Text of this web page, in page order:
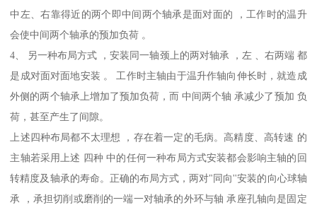
中左、右靠得近的两个即中间两个轴承是面对面的 ，工作时的温升
会使中间两个轴承的预加负荷 。
4、 另一种布局方式 ，安装同一轴颈上的两对轴承 ，左 、右两端 都
是成对面对面地安装 。 工作时主轴由于温升作轴向伸长时，就造成
外侧的两个轴承上增加了预加负荷，而 中间两个轴 承减少了预加 负
荷，甚至产生了间隙。
上述四种布局都不太理想 ，存在着一定的毛病。高精度、高转速 的
主轴若采用上述 四种 中的任何一种布局方式安装都会影响主轴的回
转精度及轴承的寿命。正确的布局方式，两对"同向''安装的向心球轴
承 ，承担切削或磨削的一端一对轴承的外环与轴 承座孔轴向是固定